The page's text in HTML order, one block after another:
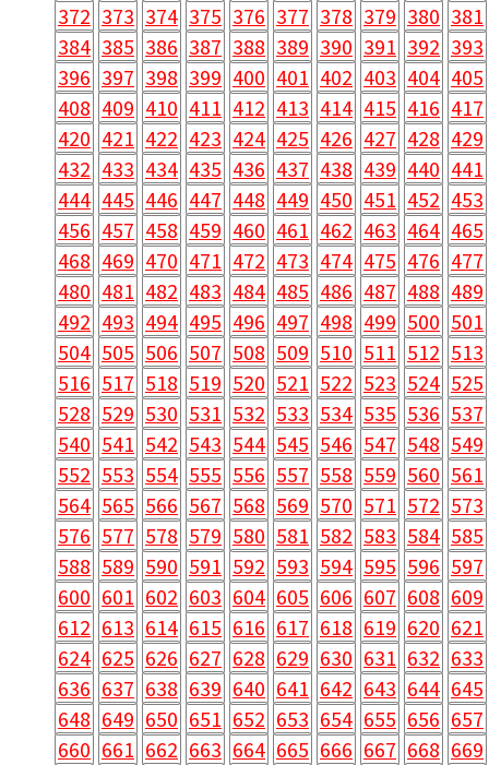
372 373 374 375 376 377 378 379 380 381
384 385 386 387 388 389 390 391 392 393
396 397 398 399 400 401 402 403 404 405
408 409 410 411 412 413 414 415 416 417
420 421 422 423 424 425 426 427 428 429
432 433 434 435 436 437 438 439 440 441
444 445 446 447 448 449 450 451 452 453
456 457 458 459 460 461 462 463 464 465
468 469 470 471 472 473 474 475 476 477
480 481 482 483 484 485 486 487 488 489
492 493 494 495 496 497 498 499 500 501
504 505 506 507 508 509 510 511 512 513
516 517 518 519 520 521 522 523 524 525
528 529 530 531 532 533 534 535 536 537
540 541 542 543 544 545 546 547 548 549
552 553 554 555 556 557 558 559 560 561
564 565 566 567 568 569 570 571 572 573
576 577 578 579 580 581 582 583 584 585
588 589 590 591 592 593 594 595 596 597
600 601 602 603 604 605 606 607 608 609
612 613 614 615 616 617 618 619 620 621
624 625 626 627 628 629 630 631 632 633
636 637 638 639 640 641 642 643 644 645
648 649 650 651 652 653 654 655 656 657
660 661 662 663 664 665 666 667 668 669